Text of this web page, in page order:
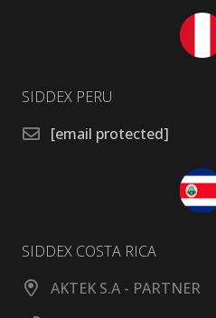
SIDDEX PERU
[email protected]
SIDDEX COSTA RICA
AKTEK S.A - PARTNER